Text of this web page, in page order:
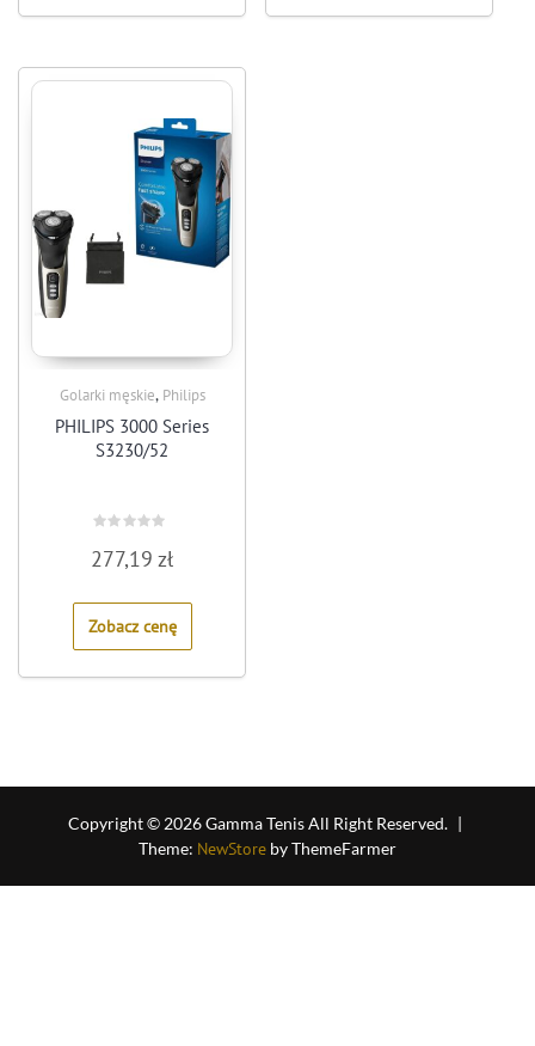
Golarki męskie, Philips
PHILIPS 3000 Series
S3230/52
0
out
5
277,19zł
Zobacz cenę
Copyright © 2026 Gamma Tenis All Right Reserved. |
Theme: NewStore by ThemeFarmer